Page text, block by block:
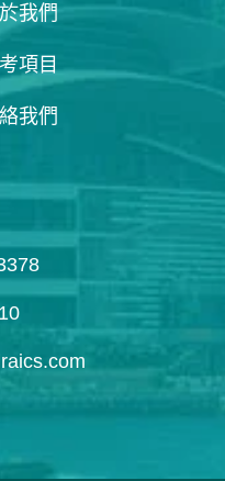
我們
項目
我們